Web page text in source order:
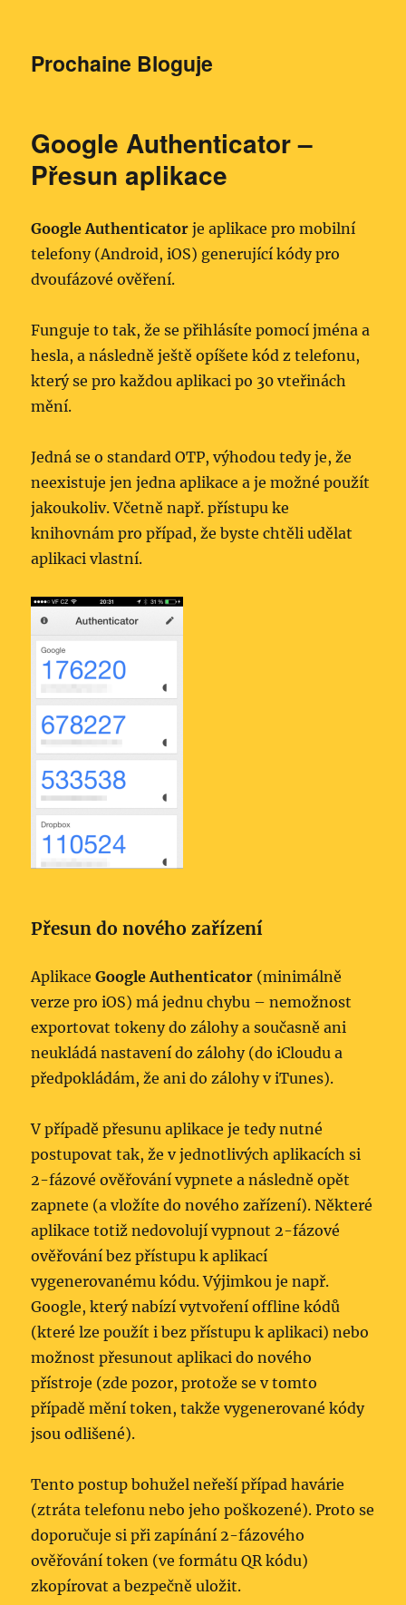
Prochaine Bloguje
Google Authenticator –
Přesun aplikace
Google Authenticator je aplikace pro mobilní
telefony (Android, iOS) generující kódy pro
dvoufázové ověření.
Funguje to tak, že se přihlásíte pomocí jména a
hesla, a následně ještě opíšete kód z telefonu,
který se pro každou aplikaci po 30 vteřinách
mění.
Jedná se o standard OTP, výhodou tedy je, že
neexistuje jen jedna aplikace a je možné použít
jakoukoliv. Včetně např. přístupu ke
knihovnám pro případ, že byste chtěli udělat
aplikaci vlastní.
Přesun do nového zařízení
AplikaceGoogle Authenticator (minimálně
verze pro iOS) má jednu chybu – nemožnost
exportovat tokeny do zálohy a současně ani
neukládá nastavení do zálohy (do iCloudu a
předpokládám, že ani do zálohy v iTunes).
V případě přesunu aplikace je tedy nutné
postupovat tak, že v jednotlivých aplikacích si
2-fázové ověřování vypnete a následně opět
zapnete (a vložíte do nového zařízení). Některé
aplikace totiž nedovolují vypnout 2-fázové
ověřování bez přístupu k aplikací
vygenerovanému kódu. Výjimkou je např.
Google, který nabízí vytvoření offline kódů
(které lze použít i bez přístupu k aplikaci) nebo
možnost přesunout aplikaci do nového
přístroje (zde pozor, protože se v tomto
případě mění token, takže vygenerované kódy
jsou odlišené).
Tento postup bohužel neřeší případ havárie
(ztráta telefonu nebo jeho poškozené). Proto se
doporučuje si při zapínání 2-fázového
ověřování token (ve formátu QR kódu)
zkopírovat a bezpečně uložit.